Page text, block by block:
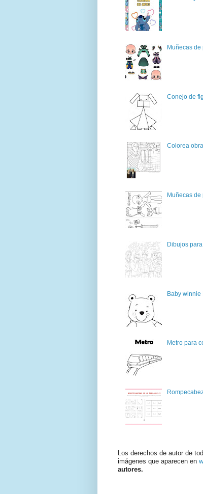
Muñecas
Conejo de
Colorea
Muñecas
Dibujos
Baby winnie
Metro para
Los derechos de autor de
imágenes que aparecen en
autores.